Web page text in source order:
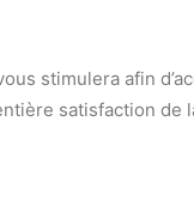
stimulera afin
satisfaction